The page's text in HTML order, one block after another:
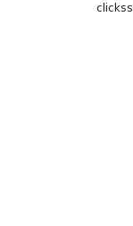
clickss